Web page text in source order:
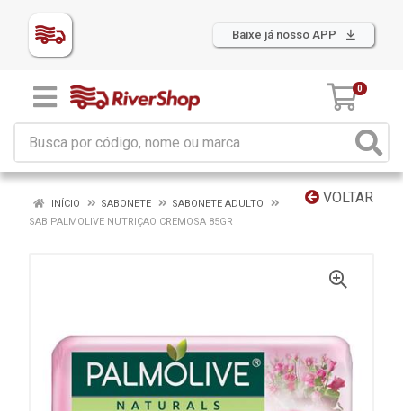
Baixe já nosso APP
0
VOLTAR
INÍCIO SABONETE
SABONETE ADULTO
SAB PALMOLIVE NUTRIÇAO CREMOSA 85GR